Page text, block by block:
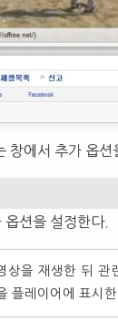
창에서 추가 옵
션을 설정한다.
상을 재생한 뒤 관
플레이어에 표시